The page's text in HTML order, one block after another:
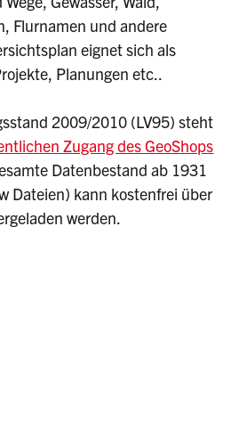
Flurnamen und andere
eignet sich als
Planungen etc..
2009/2010 (LV95) steht
Zugang des GeoShops
Datenbestand ab 1931
Dateien) kann kostenfrei über
werden.